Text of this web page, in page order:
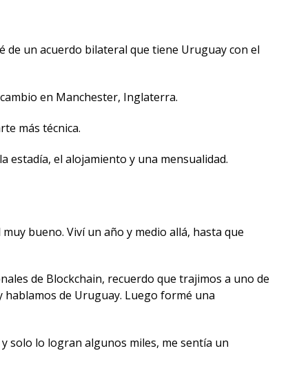
de un acuerdo bilateral que tiene Uruguay con el
en Manchester, Inglaterra.
más técnica.
estadía, el alojamiento y una mensualidad.
bueno. Viví un año y medio allá, hasta que
de Blockchain, recuerdo que trajimos a uno de
de Uruguay. Luego formé una
solo lo logran algunos miles, me sentía un